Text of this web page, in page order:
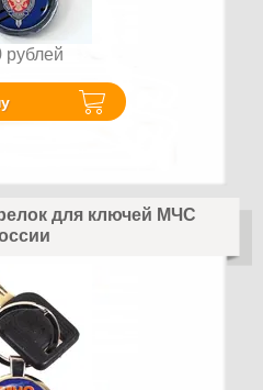
рублей
для ключей МЧС